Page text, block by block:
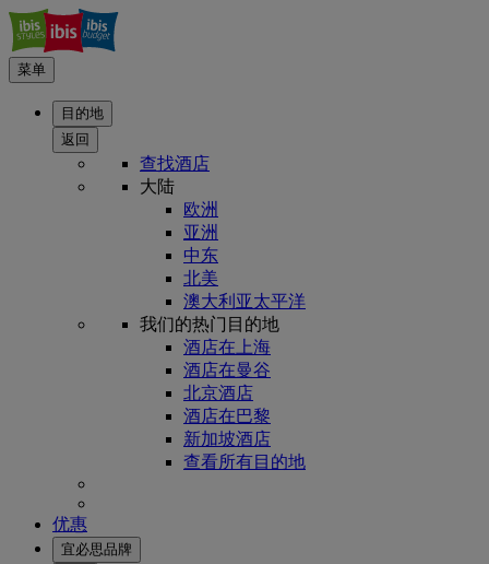
菜单
目的地
返回
查找酒店
大陆
欧洲
亚洲
中东
北美
澳大利亚太平洋
我们的热门目的地
酒店在上海
酒店在曼谷
北京酒店
酒店在巴黎
新加坡酒店
查看所有目的地
优惠
宜必思品牌